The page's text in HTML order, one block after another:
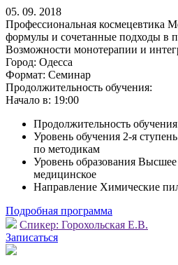
05. 09. 2018
Профессиональная космецевтика
формулы и сочетанные подходы в
Возможности монотерапии и
Город: Одесса
Формат: Семинар
Продолжительность обучения:
Начало в: 19:00
Продолжительность
Уровень обучения 2-я
по методикам
Уровень образования
медицинское
Направление Химические
Подробная программа
Спикер: Горохольская Е.В.
Записаться